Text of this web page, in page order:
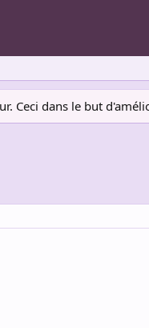
Ceci dans le but